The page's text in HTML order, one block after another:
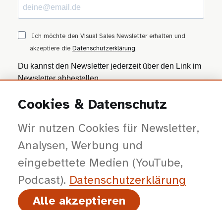
Ich möchte den Visual Sales Newsletter erhalten und
akzeptiere die Datenschutzerklärung.
Du kannst den Newsletter jederzeit über den Link im
Newsletter abbestellen.
ANMELDEN
Wir nutzen Brevo als Marketing-Plattform. Mit dem Absenden stimmst du zu, dass
deine Daten zur Bearbeitung an Brevo übertragen werden — gemäß der
Datenschutzerklärung von Brevo.
© 2026 viSales GmbH · Bochum · Gespräche kürzer, Entscheidungen klarer,
Cookies & Datenschutz
Wir nutzen Cookies für Newsletter,
Analysen, Werbung und
eingebettete Medien (YouTube,
Podcast). Datenschutz­erklärung
Alle akzeptieren